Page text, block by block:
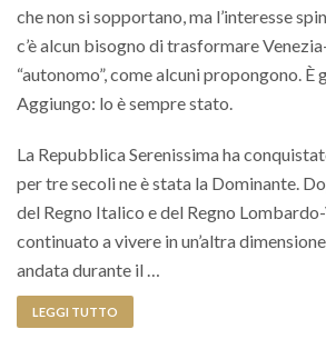
che non si sopportano, ma l’interesse
c’è alcun bisogno di trasformare
“autonomo”, come alcuni propongono. È
Aggiungo: lo è sempre stato.
La Repubblica Serenissima ha
per tre secoli ne è stata la Dominante.
del Regno Italico e del Regno
continuato a vivere in un’altra
andata durante il …
LEGGI TUTTO